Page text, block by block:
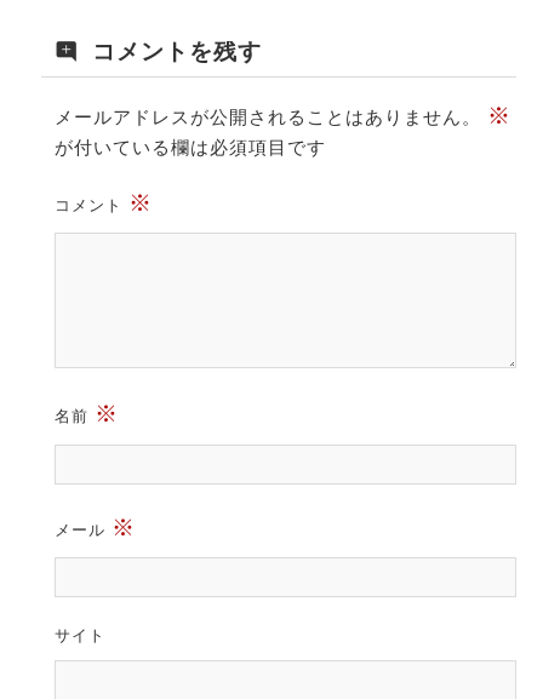
コメントを残す
メールアドレスが公開されることはありません。 ※
が付いている欄は必須項目です
コメント ※
名前 ※
メール ※
サイト